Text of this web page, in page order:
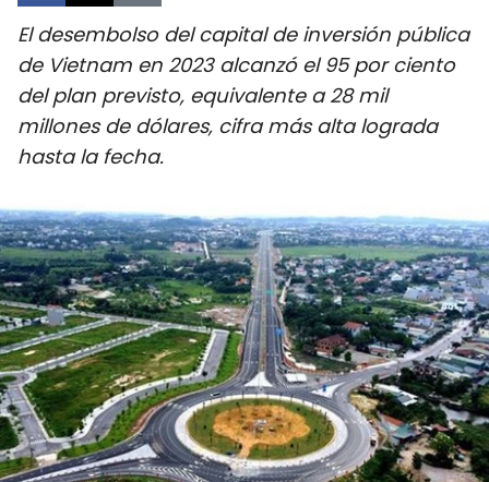
SALUD - MEDIO AMBIENTE
CULTURA - ENTRETENIMIENTO
DEPORTES
VIAJES
PUENTE DE AMISTAD
HISTORIAS MULTIMEDIA
FOTOGRAFÍA
El desembolso del capital de inversión pública
de Vietnam en 2023 alcanzó el 95 por ciento
del plan previsto, equivalente a 28 mil
millones de dólares, cifra más alta lograda
hasta la fecha.